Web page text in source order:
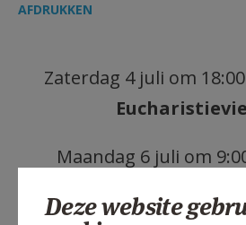
AANMELDEN OF
AFDRUKKEN
Zaterdag 4 juli om
Maandag 6 juli om
Deze website